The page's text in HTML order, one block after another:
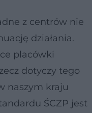
z centrów nie
działania.
placówki
dotyczy tego
naszym kraju
ŚCZP jest